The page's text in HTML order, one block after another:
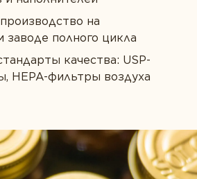
на
заводе полного цикла
качества: USP-
HEPA-фильтры воздуха